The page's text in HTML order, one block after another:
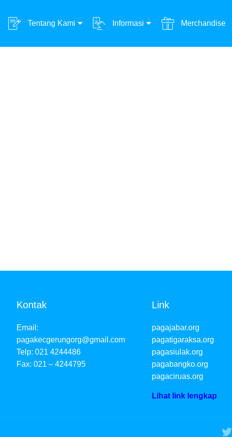
Tentang Kami Informasi Merchandise
Kontak
Email:
pagakecgerungorg@gmail.com
Telp: 021 4244486
Fax: 021 – 4244795
Link
pagajabar.org
pagatigaraksa.org
pagasiulak.org
pagabangko.org
pagaciruas.org
Lihat link lengkap